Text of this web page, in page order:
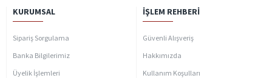
KURUMSAL
Sipariş Sorgulama
Banka Bilgilerimiz
Üyelik İşlemleri
İŞLEM REHBERI
Güvenli Alışveriş
Hakkımızda
Kullanım Koşulları